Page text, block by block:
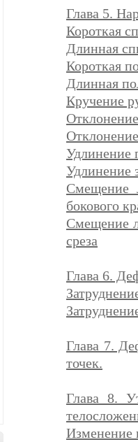
Глава 5.
Короткая
Длинная
Короткая
Длинная
Кручение
Удлинение
Удлинение
Смещение
бокового
Смещение
среза
Глава 6.
Глава 7.
точек.
Глава 8.
Изменение